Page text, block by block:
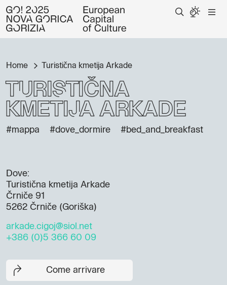
Home Turistična kmetija Arkade
Turistična
kmetija Arkade
#mappa #dove_dormire #bed_and_breakfast
Dove:
Turistična kmetija Arkade
Črniče 91
5262 Črniče (Goriška)
arkade.cigoj@siol.net
+386 (0)5 366 60 09
Come arrivare